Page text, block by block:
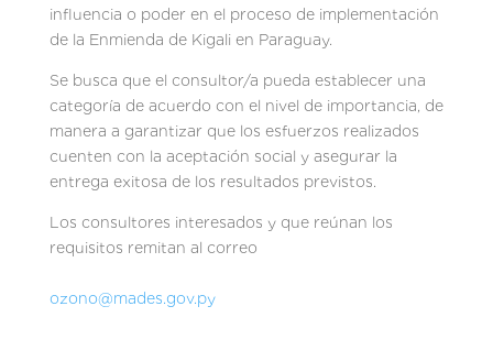
influencia o poder en el proceso de implementación
de la Enmienda de Kigali en Paraguay.
Se busca que el consultor/a pueda establecer una
categoría de acuerdo con el nivel de importancia, de
manera a garantizar que los esfuerzos realizados
cuenten con la aceptación social y asegurar la
entrega exitosa de los resultados previstos.
Los consultores interesados y que reúnan los
requisitos remitan al correo
ozono@mades.gov.py